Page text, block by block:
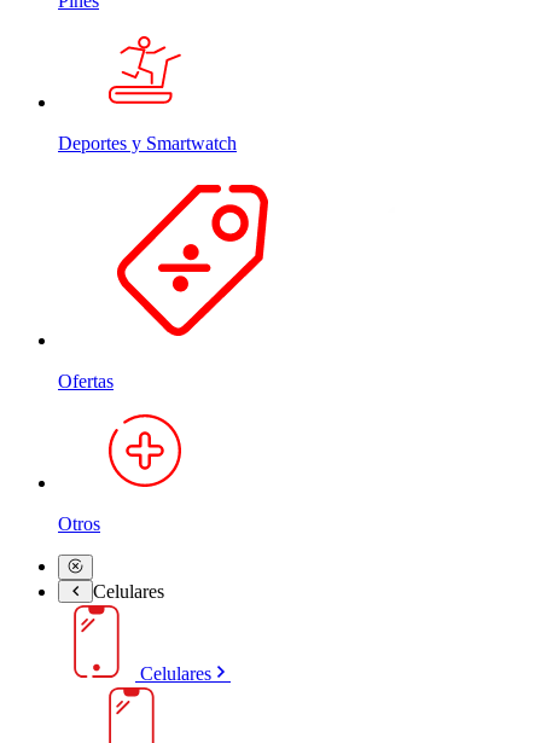
Deportes y Smartwatch
Ofertas
Otros
Celulares
Celulares